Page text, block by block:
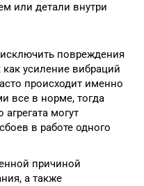
или детали внутри
повреждения
как усиление вибраций
происходит именно
все в норме, тогда
могут
в работе одного
причиной
а также